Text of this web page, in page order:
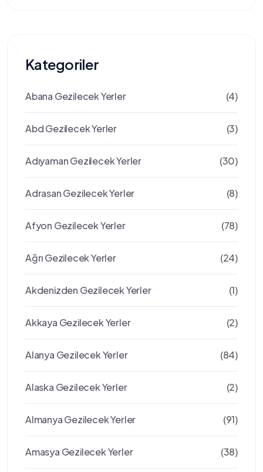
Kategoriler
Abana Gezilecek Yerler (4)
Abd Gezilecek Yerler (3)
Adıyaman Gezilecek Yerler (30)
Adrasan Gezilecek Yerler (8)
Afyon Gezilecek Yerler (78)
Ağrı Gezilecek Yerler (24)
Akdenizden Gezilecek Yerler (1)
Akkaya Gezilecek Yerler (2)
Alanya Gezilecek Yerler (84)
Alaska Gezilecek Yerler (2)
Almanya Gezilecek Yerler (91)
Amasya Gezilecek Yerler (38)